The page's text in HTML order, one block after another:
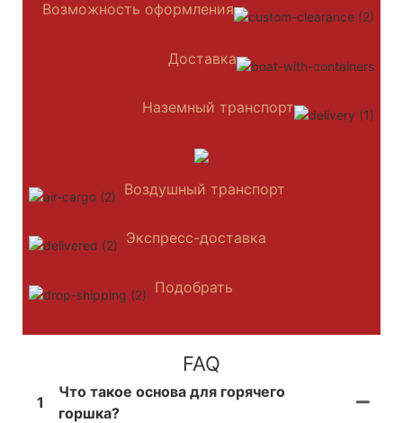
Возможность оформления
Доставка
Наземный транспорт
Воздушный транспорт
Экспресс-доставка
Подобрать
FAQ
1
Что такое основа для горячего
горшка?